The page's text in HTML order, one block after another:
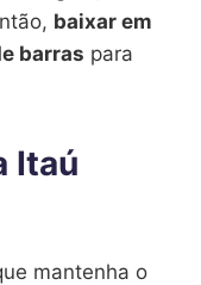
baixar em
barras para
Itaú
mantenha o